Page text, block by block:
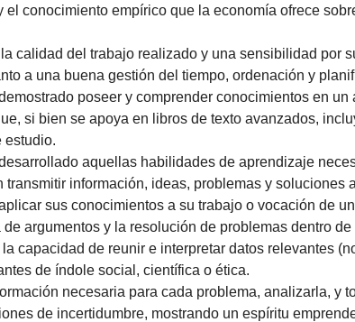
el conocimiento empírico que la economía ofrece
calidad del trabajo realizado y una sensibilidad por
a una buena gestión del tiempo, ordenación y
poseer y comprender conocimientos en
si bien se apoya en libros de texto avanzados,
estudio.
aquellas habilidades de aprendizaje
transmitir información, ideas, problemas y
sus conocimientos a su trabajo o vocación de
argumentos y la resolución de problemas dentro
capacidad de reunir e interpretar datos relevantes
de índole social, científica o ética.
necesaria para cada problema, analizarla, y
de incertidumbre, mostrando un espíritu